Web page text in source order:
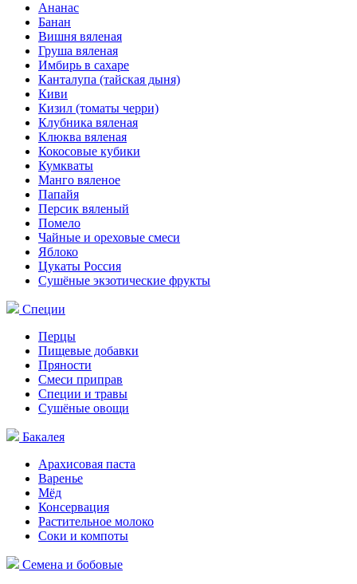
Ананас
Банан
Вишня вяленая
Груша вяленая
Имбирь в сахаре
Канталупа (тайская дыня)
Киви
Кизил (томаты черри)
Клубника вяленая
Клюква вяленая
Кокосовые кубики
Кумкваты
Манго вяленое
Папайя
Персик вяленый
Помело
Чайные и ореховые смеси
Яблоко
Цукаты Россия
Сушёные экзотические фрукты
Специи
Перцы
Пищевые добавки
Пряности
Смеси приправ
Специи и травы
Сушёные овощи
Бакалея
Арахисовая паста
Варенье
Мёд
Консервация
Растительное молоко
Соки и компоты
Семена и бобовые